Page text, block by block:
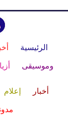
الرئيسية
وموسيقى
أخبار إعلام